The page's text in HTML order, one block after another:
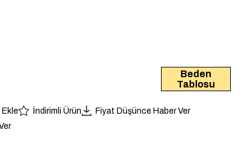
Beden
Tablosu
İndirimli Ürün
Fiyat Düşünce Haber Ver